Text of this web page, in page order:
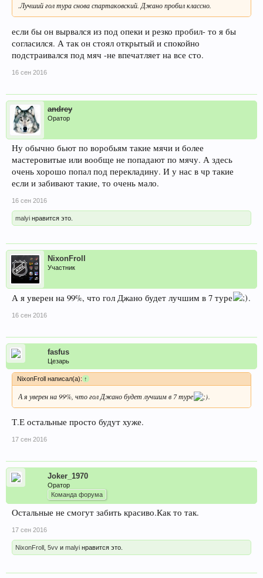
.Лучший гол тура снова спартаковский. Джано пробил классно.
если бы он вырвался из под опеки и резко пробил- то я бы
согласился. А так он стоял открытый и спокойно
подстраивался под мяч -не впечатляет на все сто.
16 сен 2016
andrey
Оратор
Ну обычно бьют по воробьям такие мячи и более
мастеровитые или вообще не попадают по мячу. А здесь
очень хорошо попал под перекладину. И у нас в чр такие
если и забивают такие, то очень мало.
16 сен 2016
malyi нравится это.
NixonFroll
Участник
А я уверен на 99%, что гол Джано будет лучшим в 7 туре .
16 сен 2016
fasfus
Цезарь
NixonFroll написал(а):↑
А я уверен на 99%, что гол Джано будет лучшим в 7 туре .
Т.Е остальные просто будут хуже.
17 сен 2016
Joker_1970
Оратор
Команда форума
Остальные не смогут забить красиво.Как то так.
17 сен 2016
NixonFroll 5vv и malyi нравится это.